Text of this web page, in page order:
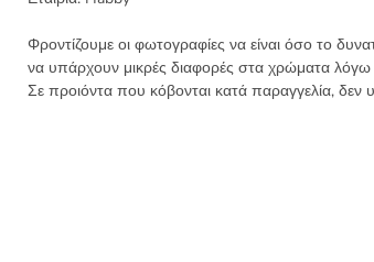
Ασπρόμαυρο
04
ποσότητα
Φροντίζουμε οι φωτογραφίες να είναι όσο το
να υπάρχουν μικρές διαφορές στα χρώματα
Σε προιόντα που κόβονται κατά παραγγελία, δεν